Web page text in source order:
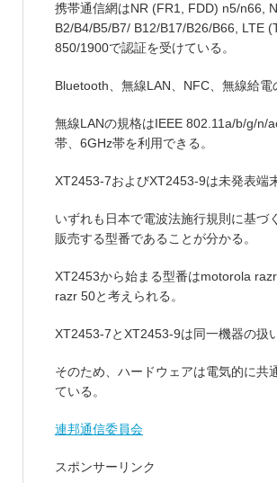
携帯通信網はNR (FR1, FDD) n5/n66,
B2/B4/B5/B7/ B12/B17/B26/B66, LTE
850/1900で認証を受けている。
Bluetooth、無線LAN、NFC、無線給電
無線LANの規格はIEEE 802.11a/b/g/n/
帯、6GHz帯を利用できる。
XT2453-7およびXT2453-9は未発表端
いずれも日本で電波法施行規則に基づ
販売する型番であることが分かる。
XT2453から始まる型番はmotorola
razr 50と考えられる。
XT2453-7とXT2453-9は同一機器の扱
そのため、ハードウェアは電気的に共
ている。
連邦通信委員会
スポンサーリンク